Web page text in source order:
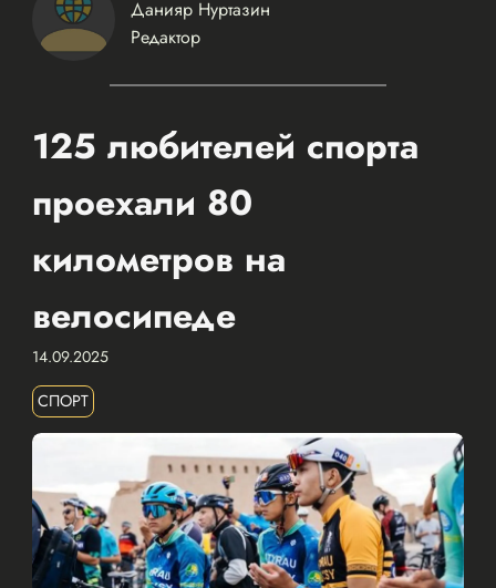
Данияр Нуртазин
Редактор
125 любителей спорта
проехали 80
километров на
велосипеде
14.09.2025
СПОРТ